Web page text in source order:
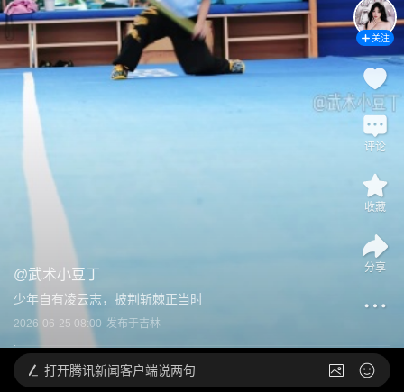
@武术小豆丁
少年自有凌云志，披荆斩棘正当时
2026-06-25 08:00 发布于吉林
关注
评论
收藏
分享
打开腾讯新闻客户端说两句